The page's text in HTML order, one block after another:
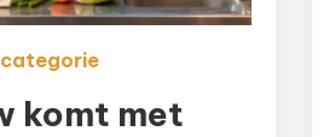
komt met